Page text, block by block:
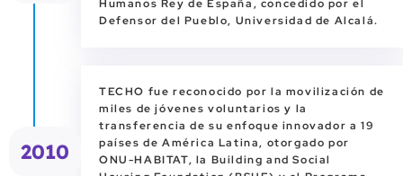
Humanos Rey de España, concedido por el
Defensor del Pueblo, Universidad de Alcalá.
TECHO fue reconocido por la movilización de
miles de jóvenes voluntarios y la
transferencia de su enfoque innovador a 19
países de América Latina, otorgado por
ONU-HABITAT, la Building and Social
2010